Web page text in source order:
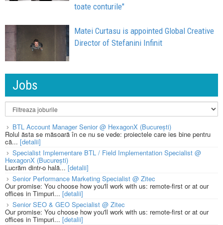
toate conturile"
Matei Curtasu is appointed Global Creative
Director of Stefanini Infinit
Jobs
BTL Account Manager Senior @ HexagonX (București)
Rolul ăsta se măsoară în ce nu se vede: proiectele care ies bine pentru
că... [detalii]
Specialist Implementare BTL / Field Implementation Specialist @
HexagonX (București)
Lucrăm dintr-o hală...[detalii]
Senior Performance Marketing Specialist @ Zitec
Our promise: You choose how you'll work with us: remote-first or at our
offices in Timpuri... [detalii]
Senior SEO & GEO Specialist @ Zitec
Our promise: You choose how you'll work with us: remote-first or at our
offices in Timpuri... [detalii]